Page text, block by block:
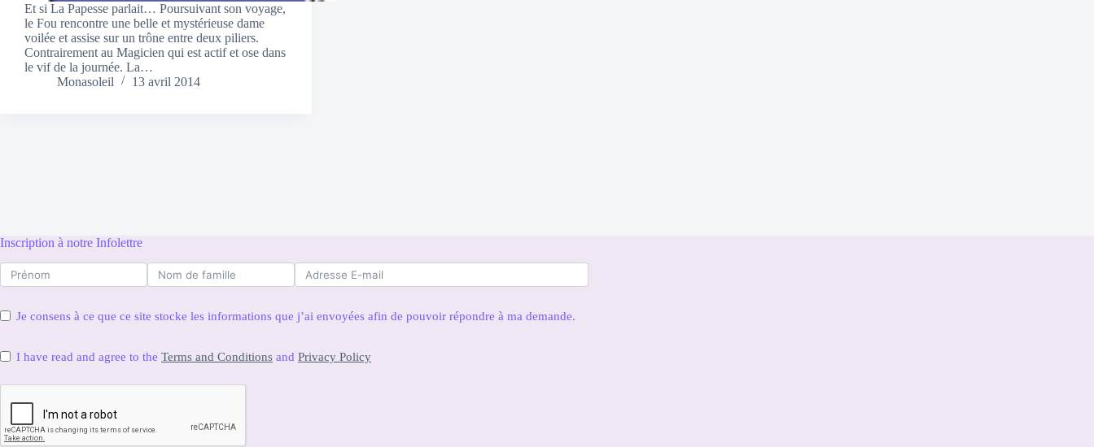
Et si La Papesse parlait… Poursuivant son voyage,
le Fou rencontre une belle et mystérieuse dame
voilée et assise sur un trône entre deux piliers.
Contrairement au Magicien qui est actif et ose dans
le vif de la journée. La…
Monasoleil
13 avril 2014
Inscription à notre Infolettre
Je consens à ce que ce site stocke les informations que j’ai envoyées afin de pouvoir répondre à ma demande.
I have read and agree to the Terms and Conditions and Privacy Policy